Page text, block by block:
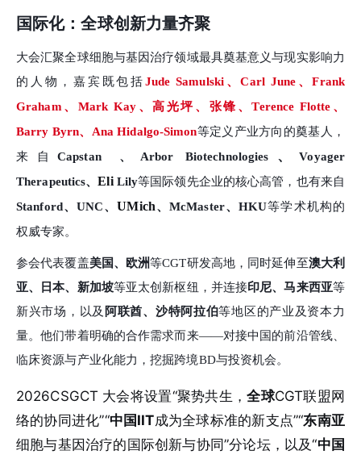
国际化：全球创新力量齐聚
大会汇聚全球细胞与基因治疗领域最具奠基意义与现实影响力
的人物，嘉宾既包括Jude Samulski、Carl June、Frank
Graham、 Mark Kay、高光坪、张锋、Terence Flotte、
Barry Byrn、 Ana Hidalgo-Simon等定义产业方向的奠基人，
来自Capstan 、Arbor Biotechnologies 、Voyager
Therapeutics、Eli Lily等国际领先企业的核心高管，也有来自
Stanford、UNC、UMich、McMaster、 HKU等学术机构的
权威专家。
参会代表覆盖美国、欧洲等CGT研发高地，同时延伸至澳大利
亚、日本、新加坡等亚太创新枢纽，并连接印尼、马来西亚等
新兴市场，以及 阿联酋、沙特阿拉伯等地区的产业及资本力
量。他们带着明确的合作需求而来——对接中国的前沿管线、
临床资源与产业化能力，挖掘跨境BD与投资机会。
2026CSGCT 大会将设置“聚势共生，全球CGT联盟网
络的协同进化”“中国IIT成为全球标准的新支点”“东南亚
细胞与基因治疗的国际创新与协同”分论坛，以及“中国